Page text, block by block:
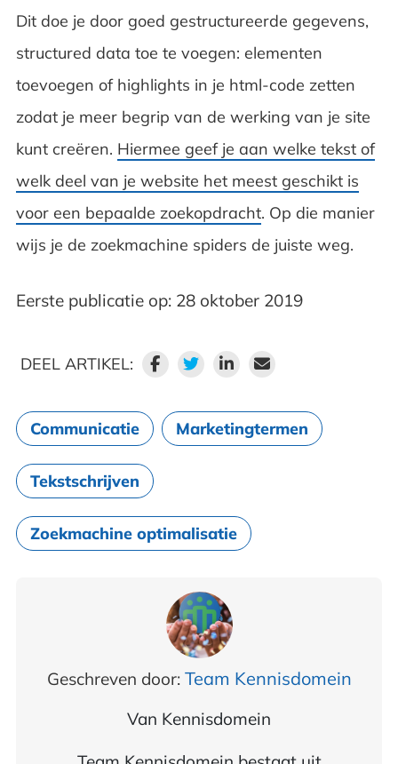
Dit doe je door goed gestructureerde gegevens,
structured data toe te voegen: elementen
toevoegen of highlights in je html-code zetten
zodat je meer begrip van de werking van je site
kunt creëren. Hiermee geef je aan welke tekst of
welk deel van je website het meest geschikt is
voor een bepaalde zoekopdracht. Op die manier
wijs je de zoekmachine spiders de juiste weg.
Eerste publicatie op: 28 oktober 2019
DEEL ARTIKEL:
Communicatie Marketingtermen
Tekstschrijven
Zoekmachine optimalisatie
Geschreven door: Team Kennisdomein
Van Kennisdomein